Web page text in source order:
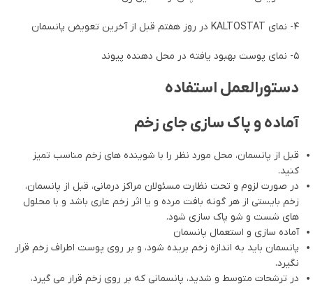
۴- نمای KALTOSTAT در روز هفتم قبل از آخرین تعویض پانسمان
۵- نمای پوست بهبود یافته در محل دهنده پیوند
دستورالعمل استفاده
آماده و پاک سازی جای زخم
قبل از پانسمان، محل مورد نظر را با شوینده های زخم مناسب تمیز
کنید.
در صورت لزوم و تحت نظارت مسئولان مراکز درمانی، قبل از پانسمان،
زخم بایستی از هر گونه بافت مرده و یا اثر زخم عاری باشد و با محلول
های شست و شو پاک سازی شود.
آماده سازی و استعمال پانسمان
پانسمان باید به اندازه زخم بریده شود، و بر روی پوست اطراف زخم قرار
نگیرد.
در ترشحات متوسط و شدید، پانسمانی که بر روی زخم قرار می گیرد،